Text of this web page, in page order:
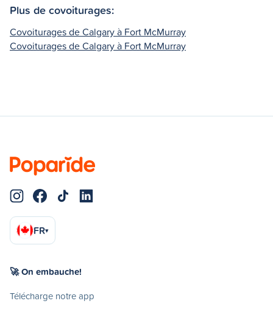
Plus de covoiturages:
Covoiturages de Calgary à Fort McMurray
Covoiturages de Calgary à Fort McMurray
FR▾
🚀 On embauche!
Télécharge notre app